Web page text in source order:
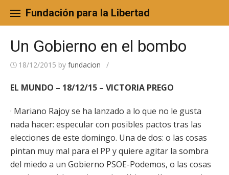
content
Fundación para la Libertad
Un Gobierno en el bombo
18/12/2015 by fundacion /
EL MUNDO – 18/12/15 – VICTORIA PREGO
· Mariano Rajoy se ha lanzado a lo que no le gusta
nada hacer: especular con posibles pactos tras las
elecciones de este domingo. Una de dos: o las cosas
pintan muy mal para el PP y quiere agitar la sombra
del miedo a un Gobierno PSOE-Podemos, o las cosas